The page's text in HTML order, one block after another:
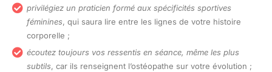
privilégiez un praticien formé aux spécificités sportives
féminines, qui saura lire entre les lignes de votre histoire
corporelle ;
écoutez toujours vos ressentis en séance, même les plus
subtils, car ils renseignent l’ostéopathe sur votre évolution ;